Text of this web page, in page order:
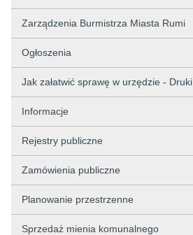
Zarządzenia Burmistrza Miasta Rumi
Ogłoszenia
Jak załatwić sprawę w urzędzie - Druki
Informacje
Rejestry publiczne
Zamówienia publiczne
Planowanie przestrzenne
Sprzedaż mienia komunalnego